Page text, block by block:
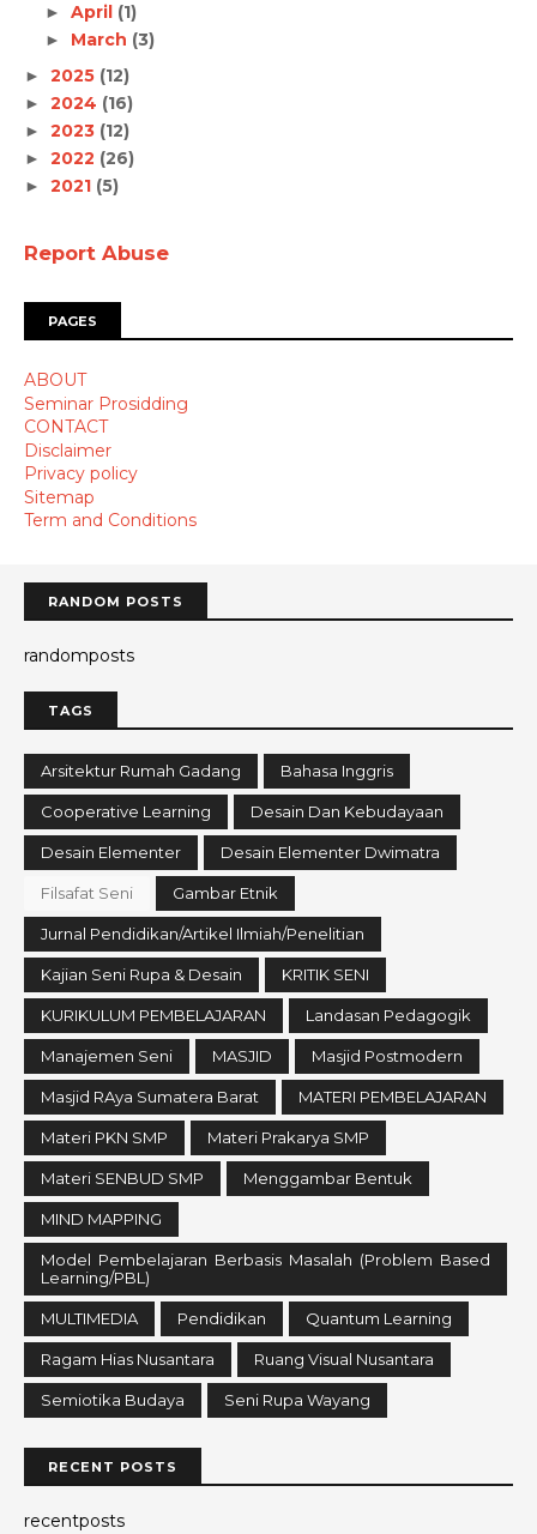
► April (1)
► March (3)
► 2025 (12)
► 2024 (16)
► 2023 (12)
► 2022 (26)
► 2021 (5)
Report Abuse
PAGES
ABOUT
Seminar Prosidding
CONTACT
Disclaimer
Privacy policy
Sitemap
Term and Conditions
RANDOM POSTS
randomposts
TAGS
Arsitektur Rumah Gadang Bahasa Inggris
Cooperative Learning Desain Dan Kebudayaan
Desain Elementer Desain Elementer Dwimatra
Filsafat Seni Gambar Etnik
Jurnal Pendidikan/Artikel Ilmiah/Penelitian
Kajian Seni Rupa & Desain KRITIK SENI
KURIKULUM PEMBELAJARAN Landasan Pedagogik
Manajemen Seni MASJID Masjid Postmodern
Masjid RAya Sumatera Barat MATERI PEMBELAJARAN
Materi PKN SMP Materi Prakarya SMP
Materi SENBUD SMP Menggambar Bentuk
MIND MAPPING
Model Pembelajaran Berbasis Masalah (Problem Based
Learning/PBL)
MULTIMEDIA Pendidikan Quantum Learning
Ragam Hias Nusantara Ruang Visual Nusantara
Semiotika Budaya Seni Rupa Wayang
RECENT POSTS
recentposts